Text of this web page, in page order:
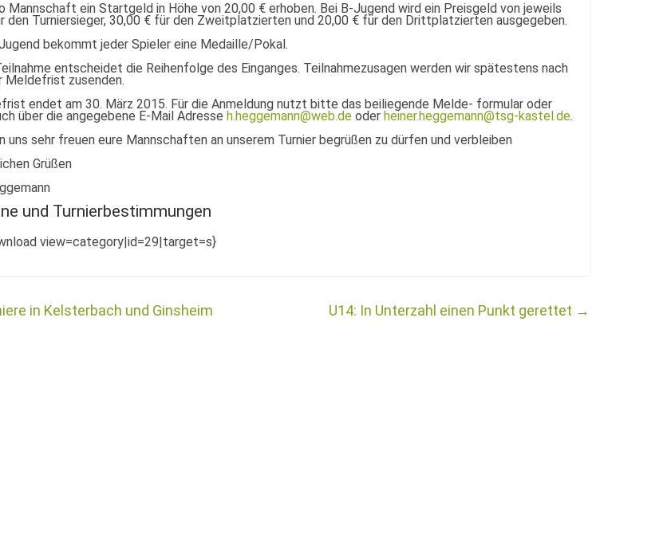
Mannschaft ein Startgeld in Höhe von 20,00 € erhoben. Bei B-Jugend wird ein Preisgeld von jeweils
den Turniersieger, 30,00 € für den Zweitplatzierten und 20,00 € für den Drittplatzierten ausgegeben.
bekommt jeder Spieler eine Medaille/Pokal.
entscheidet die Reihenfolge des Einganges. Teilnahmezusagen werden wir spätestens nach
Meldefrist zusenden.
endet am 30. März 2015. Für die Anmeldung nutzt bitte das beiliegende Melde- formular oder
über die angegebene E-Mail Adresse h.heggemann@web.de oder heiner.heggemann@tsg-kastel.de.
uns sehr freuen eure Mannschaften an unserem Turnier begrüßen zu dürfen und verbleiben
Grüßen
und Turnierbestimmungen
view=category|id=29|target=s}
in Kelsterbach und Ginsheim U14: In Unterzahl einen Punkt gerettet →